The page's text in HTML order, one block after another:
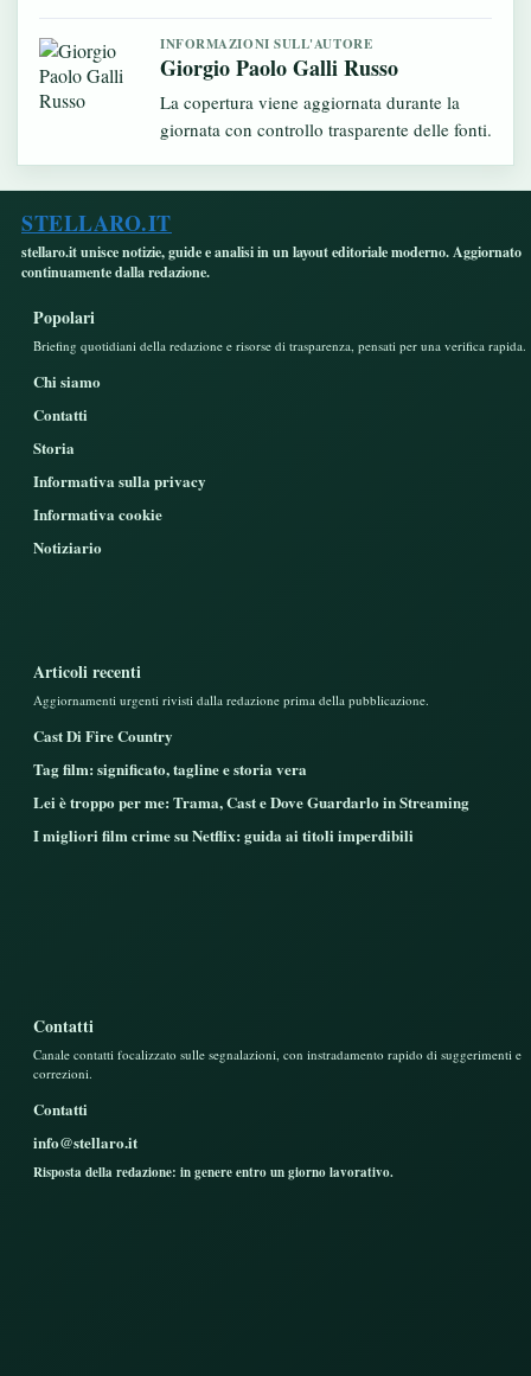
INFORMAZIONI SULL'AUTORE
Giorgio Paolo Galli Russo
La copertura viene aggiornata durante la
giornata con controllo trasparente delle fonti.
STELLARO.IT
stellaro.it unisce notizie, guide e analisi in un layout editoriale moderno. Aggiornato
continuamente dalla redazione.
Popolari
Briefing quotidiani della redazione e risorse di trasparenza, pensati per una verifica rapida.
Chi siamo
Contatti
Storia
Informativa sulla privacy
Informativa cookie
Notiziario
Articoli recenti
Aggiornamenti urgenti rivisti dalla redazione prima della pubblicazione.
Cast Di Fire Country
Tag film: significato, tagline e storia vera
Lei è troppo per me: Trama, Cast e Dove Guardarlo in Streaming
I migliori film crime su Netflix: guida ai titoli imperdibili
Contatti
Canale contatti focalizzato sulle segnalazioni, con instradamento rapido di suggerimenti e
correzioni.
Contatti
info@stellaro.it
Risposta della redazione: in genere entro un giorno lavorativo.